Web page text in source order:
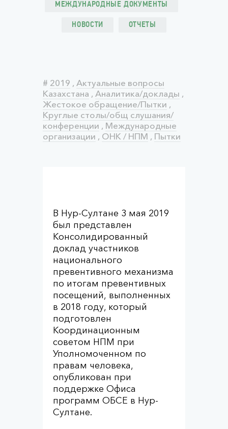
МЕЖДУНАРОДНЫЕ ДОКУМЕНТЫ
НОВОСТИ ОТЧЕТЫ
# 2019 , Актуальные вопросы
Казахстана , Аналитика/доклады ,
Жестокое обращение/Пытки ,
Круглые столы/общ слушания/
конференции , Международные
организации , ОНК / НПМ , Пытки
В Нур-Султане 3 мая 2019
был представлен
Консолидированный
доклад участников
национального
превентивного механизма
по итогам превентивных
посещений, выполненных
в 2018 году, который
подготовлен
Координационным
советом НПМ при
Уполномоченном по
правам человека,
опубликован при
поддержке Офиса
программ ОБСЕ в Нур-
Султане.